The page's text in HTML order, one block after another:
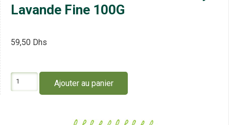
Lavande Fine 100G
59,50 Dhs
Ajouter au panier